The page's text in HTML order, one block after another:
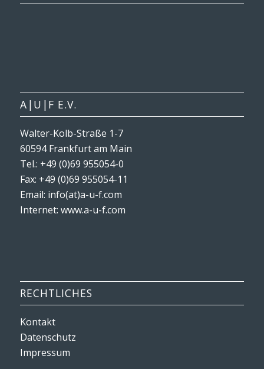
A|U|F E.V.
Walter-Kolb-Straße 1-7
60594 Frankfurt am Main
Tel.: +49 (0)69 955054-0
Fax: +49 (0)69 955054-11
Email: info(at)a-u-f.com
Internet: www.a-u-f.com
RECHTLICHES
Kontakt
Datenschutz
Impressum